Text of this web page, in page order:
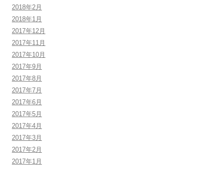
2018年2月
2018年1月
2017年12月
2017年11月
2017年10月
2017年9月
2017年8月
2017年7月
2017年6月
2017年5月
2017年4月
2017年3月
2017年2月
2017年1月